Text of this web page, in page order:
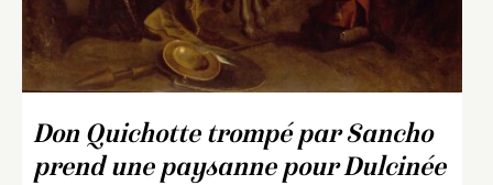
Don Quichotte trompé par Sancho
prend une paysanne pour Dulcinée